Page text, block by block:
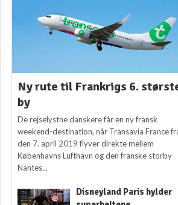
Ny rute til Frankrigs 6.
by
De rejselystne danskere får en ny fransk
weekend-destination, når Transavia France
den 7. april 2019 flyver direkte mellem
Københavns Lufthavn og den franske storby
Nantes...
Disneyland Paris hylder